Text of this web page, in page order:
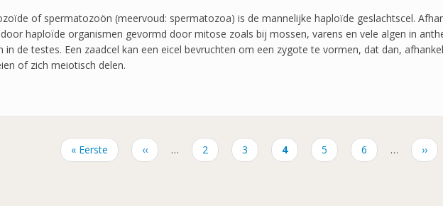
of spermatozoön (meervoud: spermatozoa) is de mannelijke haploïde geslachtscel.
haploïde organismen gevormd door mitose zoals bij mossen, varens en vele algen in
in de testes. Een zaadcel kan een eicel bevruchten om een zygote te vormen, dat dan,
of zich meiotisch delen.
Eerste
pagina
« Eerste
Vorige
pagina
‹‹ … Pagina
2 Pagina
3
Huidige
pagina
4 Pagina
5 Pagina
6 … ››